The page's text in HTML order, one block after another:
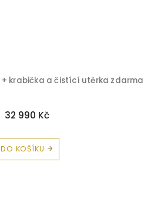
+ krabička a čistící utěrka zdarma
32 990 Kč
DO KOŠÍKU